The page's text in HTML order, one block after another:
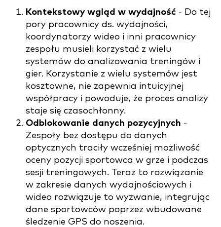
Kontekstowy wgląd w wydajność - Do tej
pory pracownicy ds. wydajności,
koordynatorzy wideo i inni pracownicy
zespołu musieli korzystać z wielu
systemów do analizowania treningów i
gier. Korzystanie z wielu systemów jest
kosztowne, nie zapewnia intuicyjnej
współpracy i powoduje, że proces analizy
staje się czasochłonny.
Odblokowanie danych pozycyjnych -
Zespoły bez dostępu do danych
optycznych traciły wcześniej możliwość
oceny pozycji sportowca w grze i podczas
sesji treningowych. Teraz to rozwiązanie
w zakresie danych wydajnościowych i
wideo rozwiązuje to wyzwanie, integrując
dane sportowców poprzez wbudowane
śledzenie GPS do noszenia.